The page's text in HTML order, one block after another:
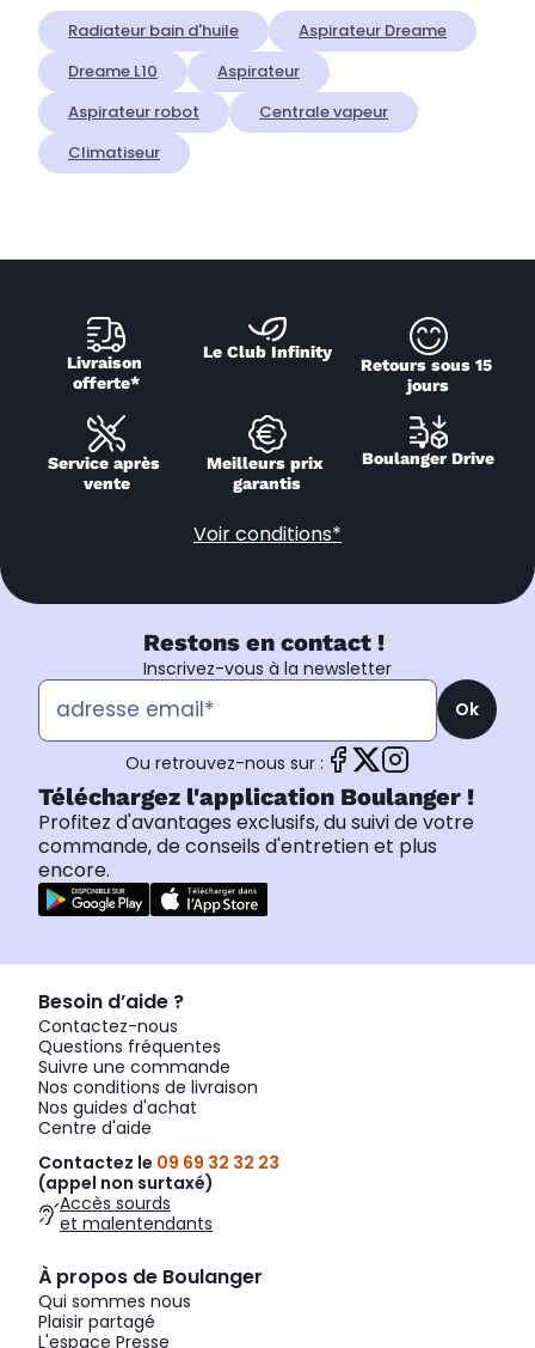
Radiateur bain d'huile
Aspirateur Dreame
Dreame L10
Aspirateur
Aspirateur robot
Centrale vapeur
Climatiseur
Livraison
offerte*
Le Club Infinity
Retours sous 15
jours
Service après
vente
Meilleurs prix
garantis
Boulanger Drive
Voir conditions*
Restons en contact !
Inscrivez-vous à la newsletter
Ok
Ou retrouvez-nous sur :
Téléchargez l'application Boulanger !
Profitez d'avantages exclusifs, du suivi de votre
commande, de conseils d'entretien et plus
encore.
Besoin d’aide ?
Contactez-nous
Questions fréquentes
Suivre une commande
Nos conditions de livraison
Nos guides d'achat
Centre d'aide
Contactez le 09 69 32 32 23
(appel non surtaxé)
Accès sourds
et malentendants
À propos de Boulanger
Qui sommes nous
Plaisir partagé
L'espace Presse